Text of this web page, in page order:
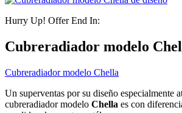
Hurry Up! Offer End In:
Cubreradiador modelo
Cubreradiador modelo Chella
Un superventas por su diseño especialmente
cubreradiador modelo Chella es con